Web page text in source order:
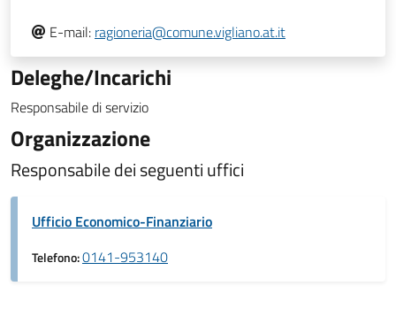
E-mail: ragioneria@comune.vigliano.at.it
Deleghe/Incarichi
Responsabile di servizio
Organizzazione
Responsabile dei seguenti uffici
Ufficio Economico-Finanziario
Telefono:0141-953140